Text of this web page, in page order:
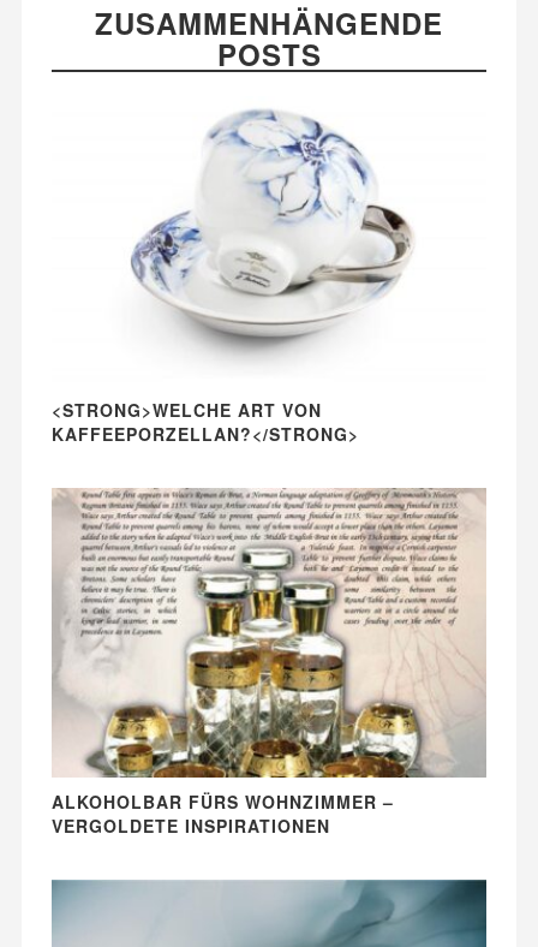
ZUSAMMENHÄNGENDE
POSTS
<STRONG>WELCHE ART VON
KAFFEEPORZELLAN?</STRONG>
ALKOHOLBAR FÜRS WOHNZIMMER –
VERGOLDETE INSPIRATIONEN